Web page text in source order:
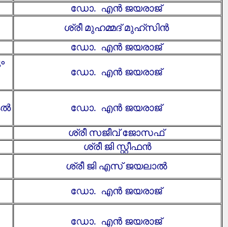
ഡോ. എൻ ജയരാജ്
ശ്രീ മുഹമ്മദ് മുഹ്സിൻ
ഡോ. എൻ ജയരാജ്
ഡോ. എൻ ജയരാജ്
ഡോ. എൻ ജയരാജ്
ശ്രീ സജീവ് ജോസഫ്
ശ്രീ ജി സ്റ്റീഫൻ
ശ്രീ ജി എസ് ജയലാൽ
ഡോ. എൻ ജയരാജ്
ഡോ. എൻ ജയരാജ്